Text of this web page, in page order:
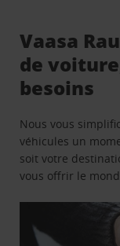
Vaasa
de
besoins
Nous vous
véhicules un
soit votre
vous offrir le